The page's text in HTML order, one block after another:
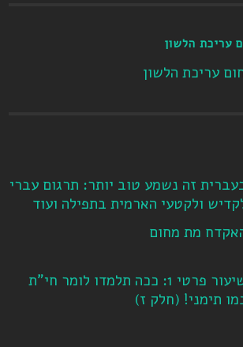
עריכת הלשון
עריכת הלשון
זה נשמע טוב יותר: תרגום עברי
ולקטעי הארמית בתפילה ועוד
מת מחום
שיעור פרטי 1: ככה תלמדו לומר חי"ת
תימני! ‏(חלק ז‏)